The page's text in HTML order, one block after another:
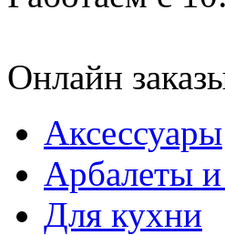
Онлайн
Аксессуары
Арбалеты и
Для кухни